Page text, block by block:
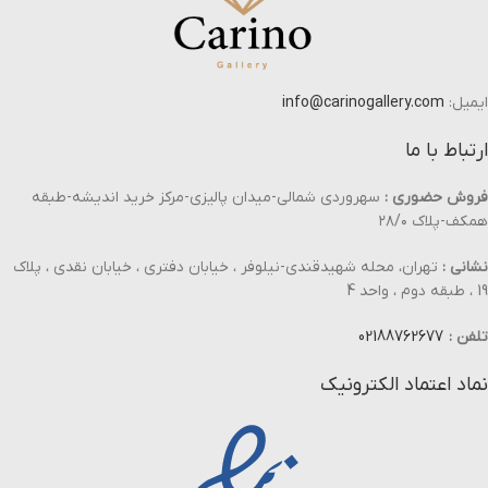
ایمیل: info@carinogallery.com
ارتباط با ما
فروش حضوری : سهروردی شمالی-میدان پالیزی-مرکز خرید اندیشه-طبقه
همکف-پلاک ۲۸/۰
نشانی : تهران، محله شهیدقندی-نیلوفر ، خیابان دفتری ، خیابان نقدی ، پلاک
19 ، طبقه دوم ، واحد 4
تلفن : 02188762677
نماد اعتماد الکترونیک